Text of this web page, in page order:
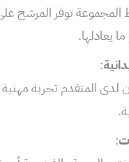
المجموعة توفر المرشح
يعادلها.
:
المتقدم تجربة مهنية
: